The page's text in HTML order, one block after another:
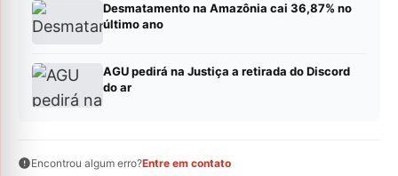
Desmatamento na Amazônia cai 36,87% no
último ano
AGU pedirá na Justiça a retirada do Discord
do ar
Encontrou algum erro?Entre em contato